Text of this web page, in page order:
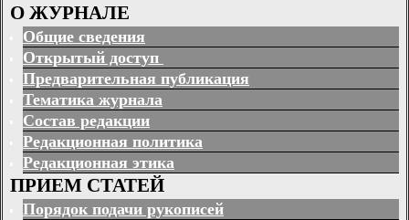
О ЖУРНАЛЕ
Общие сведения
Открытый доступ
Предварительная публикация
Тематика журнала
Состав редакции
Редакционная политика
Редакционная этика
ПРИЕМ СТАТЕЙ
Порядок подачи рукописей